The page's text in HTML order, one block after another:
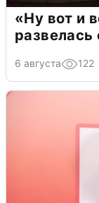
«Ну вот и
6 августа 122